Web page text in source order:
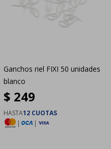
Ganchos riel FIXI 50 unidades
blanco
$ 249
HASTA12 CUOTAS
|
|